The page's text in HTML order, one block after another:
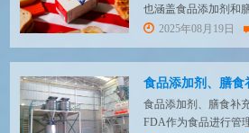
也涵盖食品添加剂和
品）。膳食补充剂是
义为旨在补充饮食的
食成分： 维生素 矿
补充日常膳食的其他
谢产物、提取物或组
事项...
2025年08月19日
食品添加剂、膳食补
FDA作为食品进行管